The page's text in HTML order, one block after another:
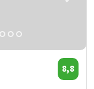
8,8